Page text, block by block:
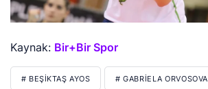
Kaynak: Bir+Bir Spor
# BEŞIKTAŞ AYOS # GABRIELA ORVOSOVA